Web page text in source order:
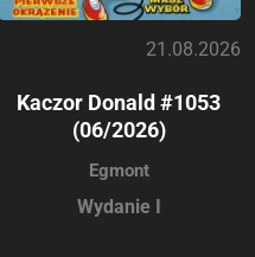
21.08.2026
Kaczor Donald #1053
(06/2026)
Egmont
Wydanie I